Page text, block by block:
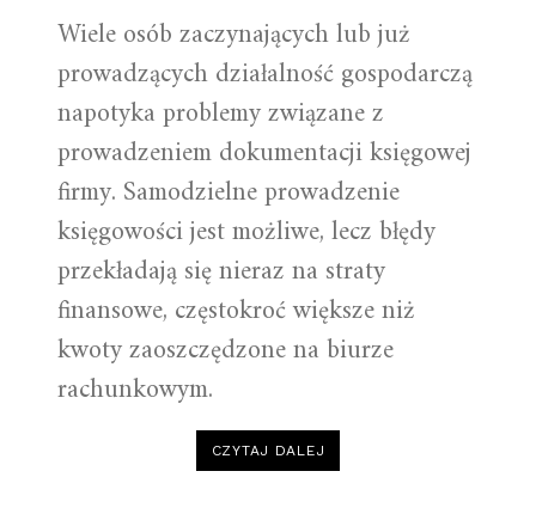
Wiele osób zaczynających lub już
prowadzących działalność gospodarczą
napotyka problemy związane z
prowadzeniem dokumentacji księgowej
firmy. Samodzielne prowadzenie
księgowości jest możliwe, lecz błędy
przekładają się nieraz na straty
finansowe, częstokroć większe niż
kwoty zaoszczędzone na biurze
rachunkowym.
CZYTAJ DALEJ